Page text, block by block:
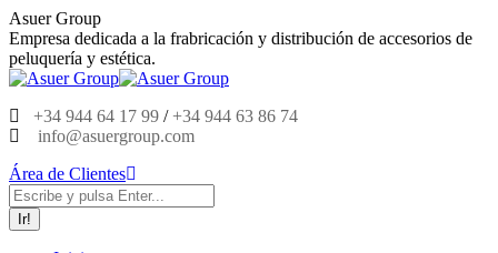
Saltar
al
contenido
Asuer Group
Empresa dedicada a la frabricación y distribución de accesorios de
peluquería y estética.
+34 944 64 17 99 /+34 944 63 86 74
info@asuergroup.com
Área de Clientes
Buscar: